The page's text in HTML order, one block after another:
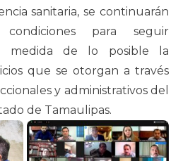
sanitaria, se continuarán
para seguir
medida de lo posible la
que se otorgan a través
y administrativos del
de Tamaulipas.